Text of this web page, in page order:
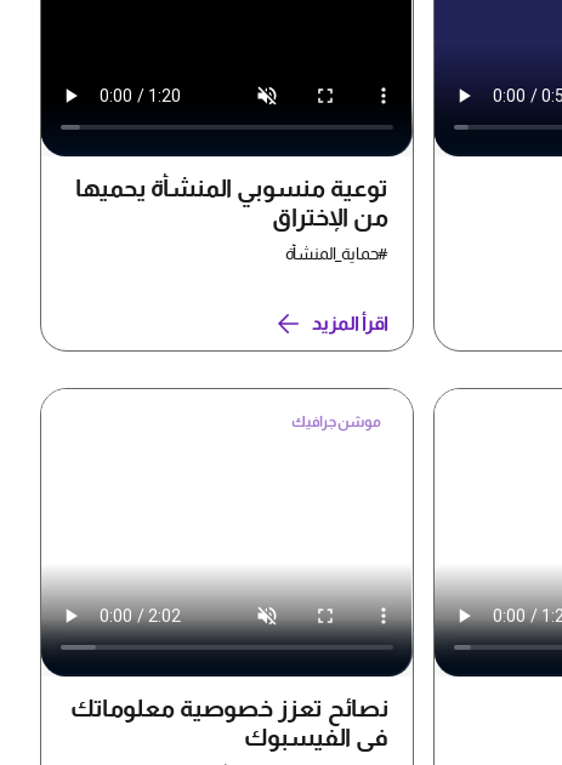
توعية منسوبي المنشأة يحميها
من الإختراق
#حماية_المنشأة
اقرأ المزيد
موشن جرافيك
نصائح تعزز خصوصية معلوماتك
في الفيسبوك